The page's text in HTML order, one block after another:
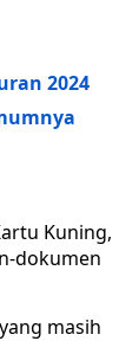
2024
Kuning,
dokumen
masih